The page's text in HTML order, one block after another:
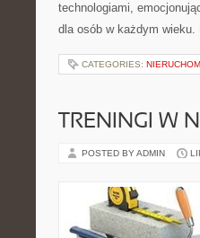
technologiami,
dla osób w każdym
CATEGORIES:
TRENINGI W
POSTED BY ADMIN